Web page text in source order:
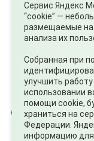
Прием граждан
Сервис Яндекс
“cookie” —
размещаемые на
анализа их
Собранная при
улучшить
использовании
помощи cookie,
храниться на
Федерации.
информацию для